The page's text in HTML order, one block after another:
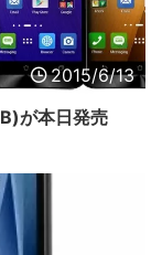
2015/6/13
が本日発売